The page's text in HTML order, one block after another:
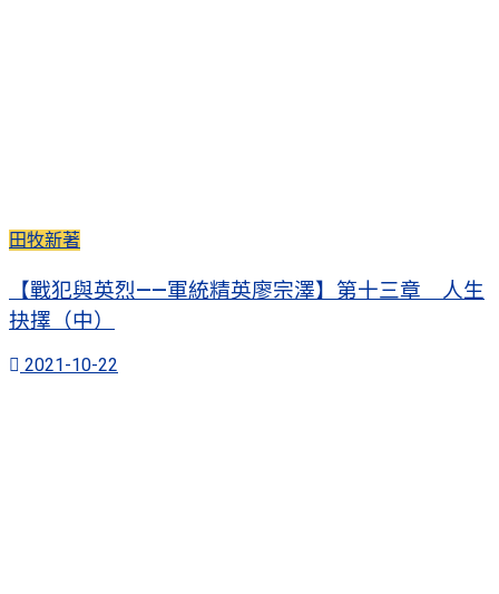
田牧新著
【戰犯與英烈——軍統精英廖宗澤】第十三章 人生
抉擇（中）
2021-10-22